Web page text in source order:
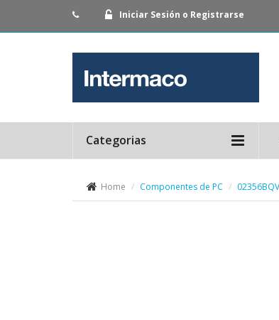
Iniciar Sesión o Registrarse
Categorias
Home Componentes de PC